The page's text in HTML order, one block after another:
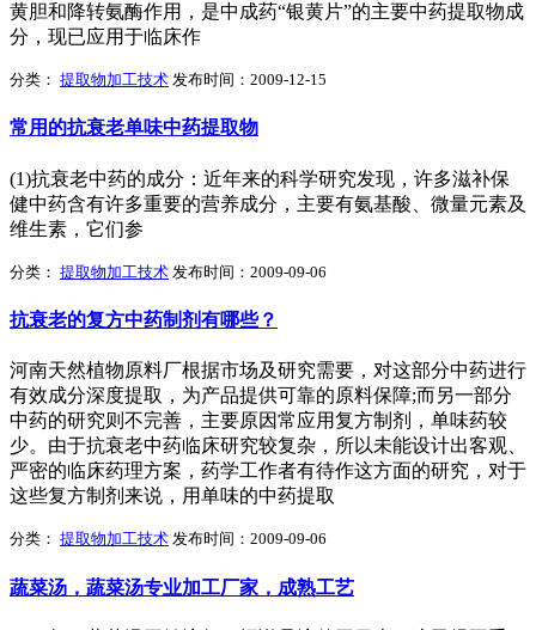
黄胆和降转氨酶作用，是中成药“银黄片”的主要中药提取物成
分，现已应用于临床作
分类： 提取物加工技术 发布时间：2009-12-15
常用的抗衰老单味中药提取物
(1)抗衰老中药的成分：近年来的科学研究发现，许多滋补保
健中药含有许多重要的营养成分，主要有氨基酸、微量元素及
维生素，它们参
分类： 提取物加工技术 发布时间：2009-09-06
抗衰老的复方中药制剂有哪些？
河南天然植物原料厂根据市场及研究需要，对这部分中药进行
有效成分深度提取，为产品提供可靠的原料保障;而另一部分
中药的研究则不完善，主要原因常应用复方制剂，单味药较
少。由于抗衰老中药临床研究较复杂，所以未能设计出客观、
严密的临床药理方案，药学工作者有待作这方面的研究，对于
这些复方制剂来说，用单味的中药提取
分类： 提取物加工技术 发布时间：2009-09-06
蔬菜汤，蔬菜汤专业加工厂家，成熟工艺